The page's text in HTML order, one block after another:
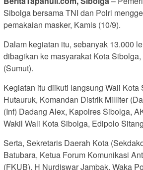
Sibolga bersama TNI dan Polri
pemakaian masker, Kamis (10/9).
Dalam kegiatan itu, sebanyak 13.000
dibagikan ke masyarakat Kota
(Sumut).
Kegiatan itu diikuti langsung Wali Kota
Hutauruk, Komandan Distrik Milliter
(Inf) Dadang Alex, Kapolres Sibolga,
Wakil Wali Kota Sibolga, Edipolo
Serta, Sekretaris Daerah Kota
Batubara, Ketua Forum Komunikasi
(FKUB), H Nurdiswar Jambak, Waka